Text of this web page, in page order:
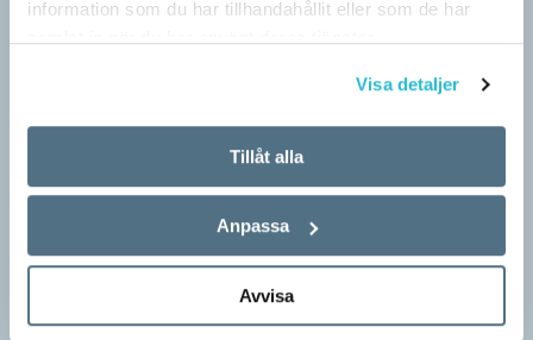
information som du har tillhandahållit eller som de har
Visa detaljer
Tillåt alla
Anpassa
Avvisa
Ge bort Språktidningen till påsk!
bort 3 nummer av Språktidningen för bara 99 kronor! Du kan
också…